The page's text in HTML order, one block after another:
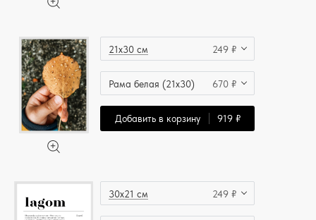
21x30 см 249 ₽
Рама белая (21x30) 670 ₽
Добавить в корзину 919 ₽
30x21 см 249 ₽